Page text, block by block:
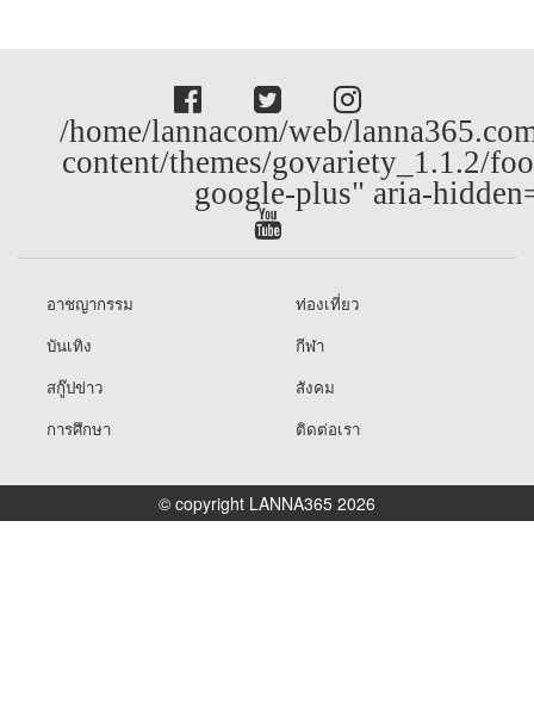
/home/lannacom/web/
content/themes/govariety_1.1.2/
google-plus" aria-
อาชญากรรม
ท่องเที่ยว
บันเทิง
กีฬา
สกู๊ปข่าว
สังคม
การศึกษา
ติดต่อเรา
© copyright LANNA365 2026